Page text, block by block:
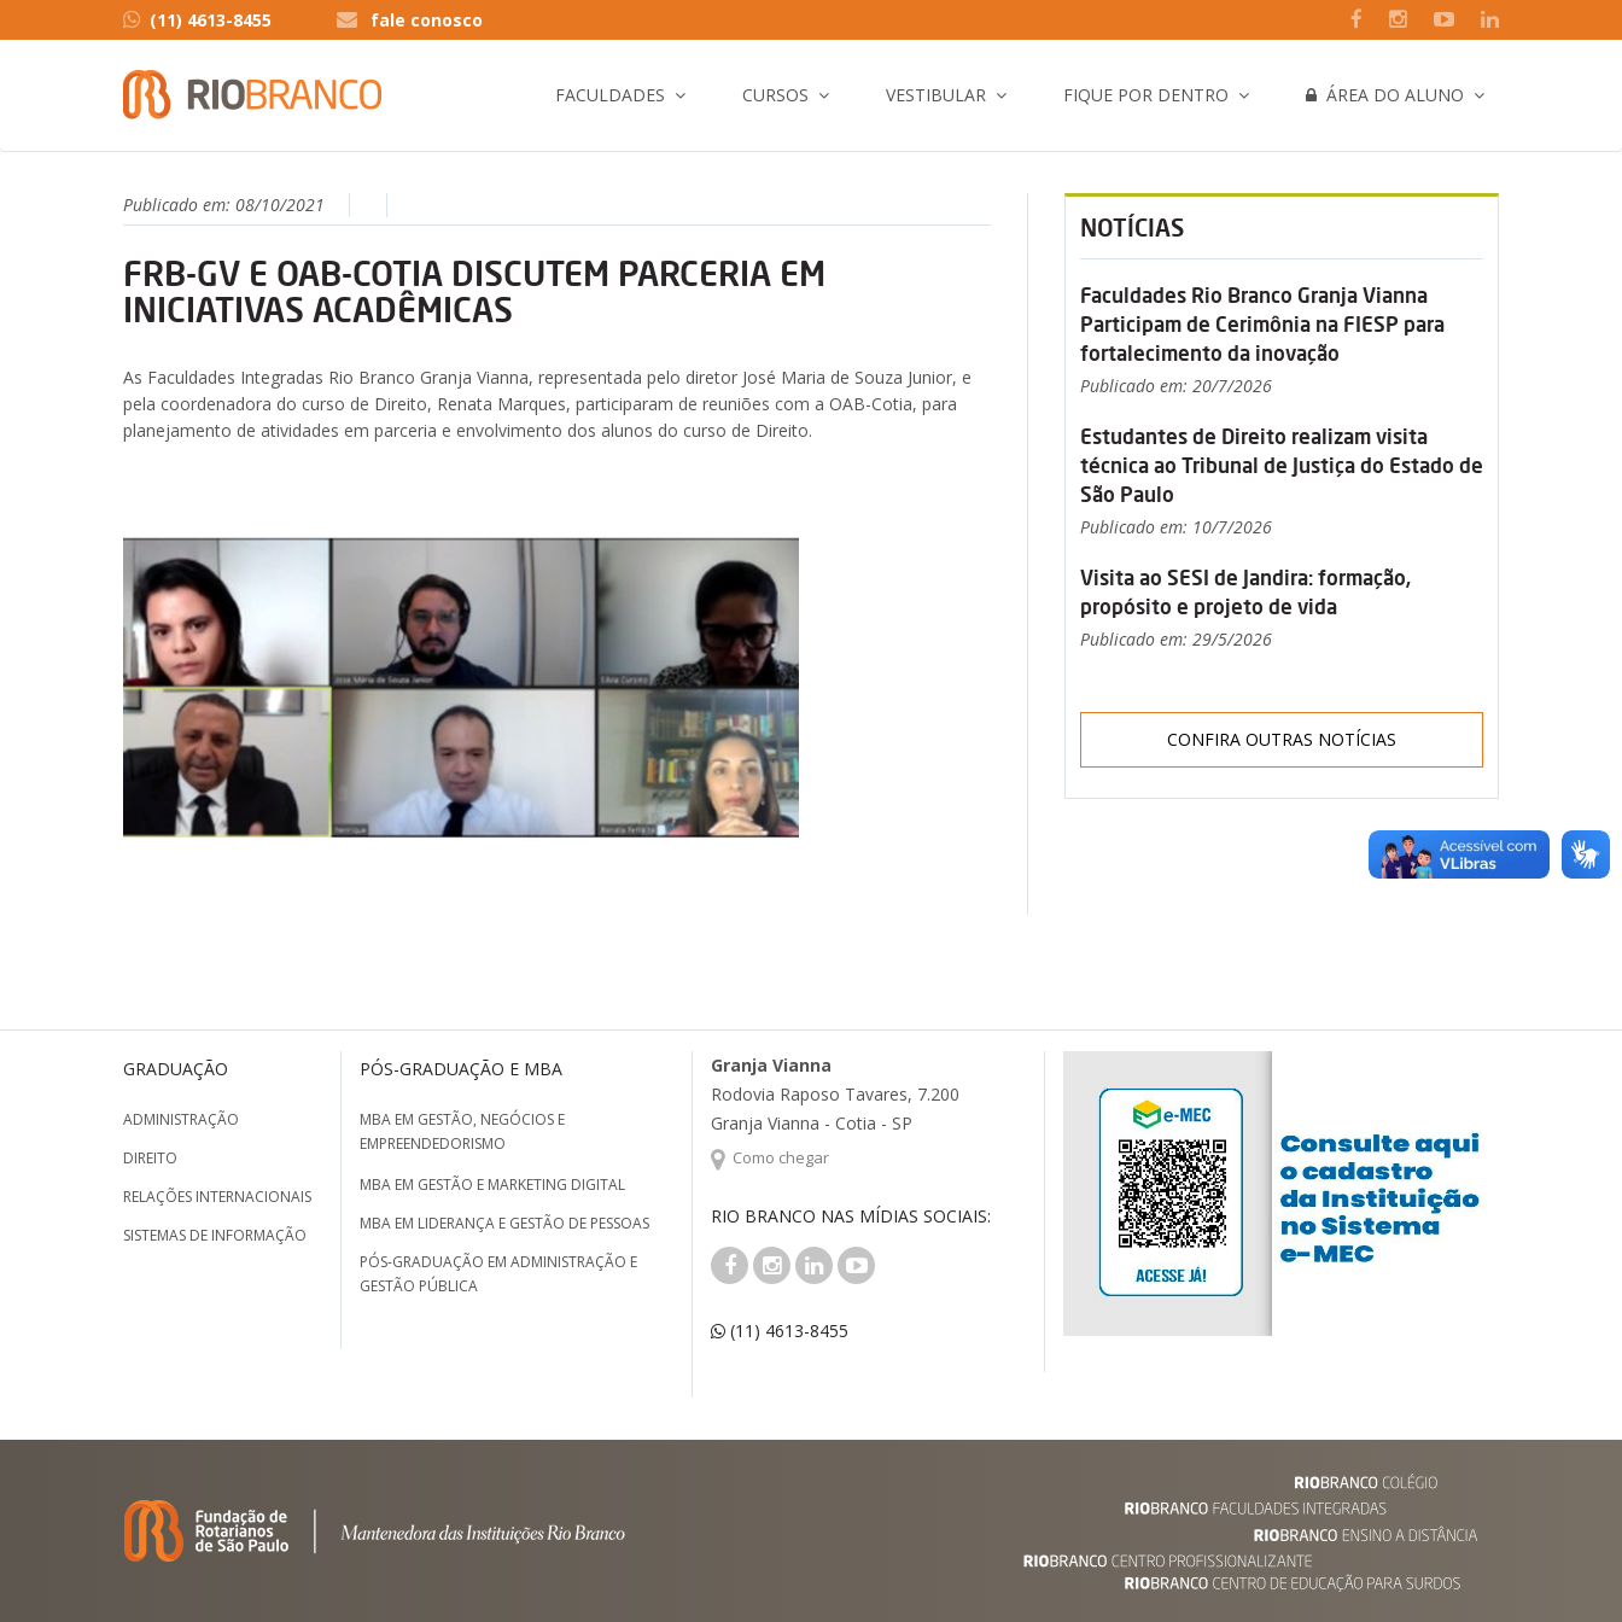
(11) 4613-8455 fale conosco
FACULDADES CURSOS VESTIBULAR FIQUE POR DENTRO ÁREA DO ALUNO
Publicado em: 08/10/2021
FRB-GV E OAB-COTIA DISCUTEM PARCERIA EM
INICIATIVAS ACADÊMICAS
As Faculdades Integradas Rio Branco Granja Vianna, representada pelo diretor José Maria de Souza Junior, e
pela coordenadora do curso de Direito, Renata Marques, participaram de reuniões com a OAB-Cotia, para
planejamento de atividades em parceria e envolvimento dos alunos do curso de Direito.
NOTÍCIAS
Faculdades Rio Branco Granja Vianna
Participam de Cerimônia na FIESP para
fortalecimento da inovação
Publicado em: 20/7/2026
Estudantes de Direito realizam visita
técnica ao Tribunal de Justiça do Estado de
São Paulo
Publicado em: 10/7/2026
Visita ao SESI de Jandira: formação,
propósito e projeto de vida
Publicado em: 29/5/2026
CONFIRA OUTRAS NOTÍCIAS
GRADUAÇÃO
ADMINISTRAÇÃO
DIREITO
RELAÇÕES INTERNACIONAIS
SISTEMAS DE INFORMAÇÃO
PÓS-GRADUAÇÃO E MBA
MBA EM GESTÃO, NEGÓCIOS E
EMPREENDEDORISMO
MBA EM GESTÃO E MARKETING DIGITAL
MBA EM LIDERANÇA E GESTÃO DE PESSOAS
PÓS-GRADUAÇÃO EM ADMINISTRAÇÃO E
GESTÃO PÚBLICA
Granja Vianna
Rodovia Raposo Tavares, 7.200
Granja Vianna - Cotia - SP
Como chegar
RIO BRANCO NAS MÍDIAS SOCIAIS:
(11) 4613-8455